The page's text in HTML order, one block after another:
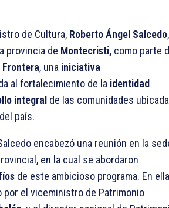
de Cultura, Roberto Ángel Salcedo,
provincia de Montecristi, como parte
Frontera, una iniciativa
al fortalecimiento de la identidad
integral de las comunidades
país.
encabezó una reunión en la
en la cual se abordaron
de este ambicioso programa. En ella
por el viceministro de Patrimonio